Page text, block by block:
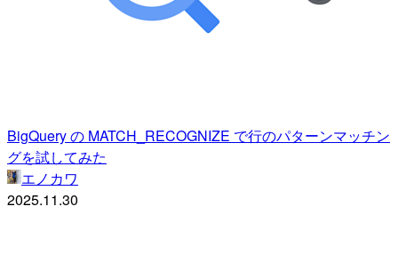
BigQuery の MATCH_RECOGNIZE で行のパターンマッチン
グを試してみた
エノカワ
2025.11.30